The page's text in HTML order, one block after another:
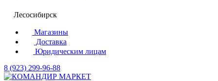
Лесосибирск
Магазины
Доставка
Юридическим лицам
8 (923) 299-96-88